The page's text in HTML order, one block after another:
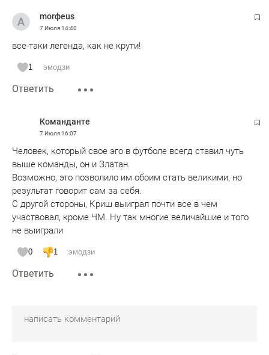
morфеus
7 Июля14:40
все-таки легенда, как не крути!
1 эмодзи
Ответить
Команданте
7 Июля16:07
Человек, который свое эго в футболе всегд ставил чуть
выше команды, он и Златан.
Возможно, это позволило им обоим стать великими, но
результат говорит сам за себя.
С другой стороны, Криш выиграл почти все в чем
участвовал, кроме ЧМ. Ну так многие величайшие и того
не выиграли
0 1 эмодзи
Ответить